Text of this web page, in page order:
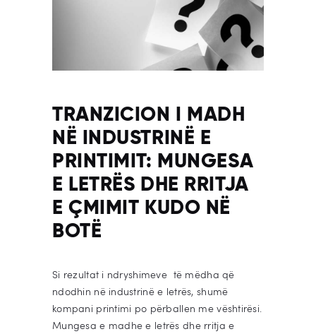
TRANZICION I MADH
NË INDUSTRINË E
PRINTIMIT: MUNGESA
E LETRËS DHE RRITJA
E ÇMIMIT KUDO NË
BOTË
Si rezultat i ndryshimeve të mëdha që
ndodhin në industrinë e letrës, shumë
kompani printimi po përballen me vështirësi.
Mungesa e madhe e letrës dhe rritja e